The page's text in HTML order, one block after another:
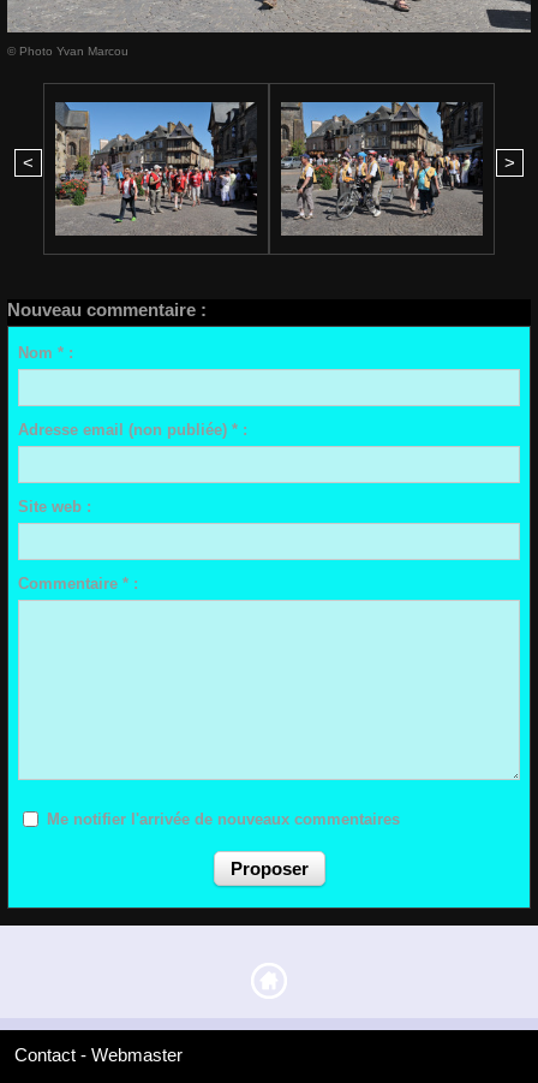
© Photo Yvan Marcou
< >
Nouveau commentaire :
Nom * :
Adresse email (non publiée) * :
Site web :
Commentaire * :
Me notifier l'arrivée de nouveaux commentaires
Contact - Webmaster